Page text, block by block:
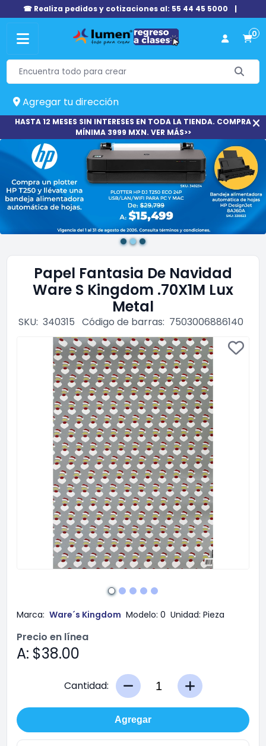
☎ Realiza pedidos y cotizaciones al: 55 44 45 5000 |
0
Agregar tu dirección
HASTA 12 MESES SIN INTERESES EN TODA LA TIENDA. COMPRA
MÍNIMA 3999 MXN. VER MÁS>>
Papel Fantasia De Navidad
Ware S Kingdom .70X1M Lux
Metal
SKU: 340315 Código de barras: 7503006886140
Marca: Ware´s Kingdom Modelo: 0 Unidad: Pieza
Precio en línea
A: $38.00
Cantidad:
Agregar